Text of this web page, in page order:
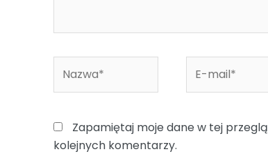
mail*
Zapamiętaj moje dane w tej
kolejnych komentarzy.